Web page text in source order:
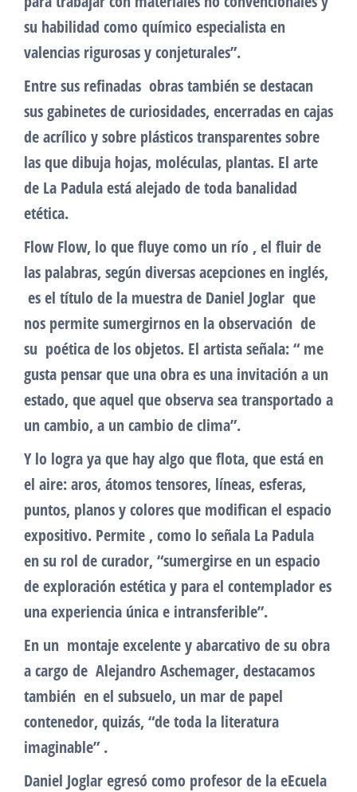
su habilidad como químico especialista en
valencias rigurosas y conjeturales”.
Entre sus refinadas obras también se destacan
sus gabinetes de curiosidades, encerradas en cajas
de acrílico y sobre plásticos transparentes sobre
las que dibuja hojas, moléculas, plantas. El arte
de La Padula está alejado de toda banalidad
etética.
Flow Flow, lo que fluye como un río , el fluir de
las palabras, según diversas acepciones en inglés,
es el título de la muestra de Daniel Joglar que
nos permite sumergirnos en la observación de
su poética de los objetos. El artista señala: “ me
gusta pensar que una obra es una invitación a un
estado, que aquel que observa sea transportado a
un cambio, a un cambio de clima”.
Y lo logra ya que hay algo que flota, que está en
el aire: aros, átomos tensores, líneas, esferas,
puntos, planos y colores que modifican el espacio
expositivo. Permite , como lo señala La Padula
en su rol de curador, “sumergirse en un espacio
de exploración estética y para el contemplador es
una experiencia única e intransferible”.
En un montaje excelente y abarcativo de su obra
a cargo de Alejandro Aschemager, destacamos
también en el subsuelo, un mar de papel
contenedor, quizás, “de toda la literatura
imaginable” .
Daniel Joglar egresó como profesor de la eEcuela